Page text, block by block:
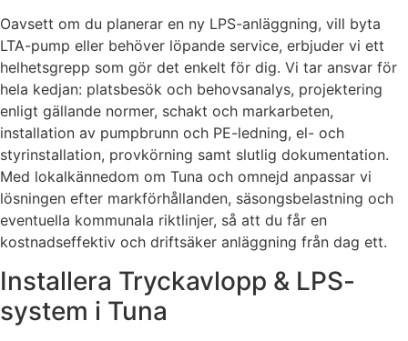
Oavsett om du planerar en ny LPS-anläggning, vill byta
LTA-pump eller behöver löpande service, erbjuder vi ett
helhetsgrepp som gör det enkelt för dig. Vi tar ansvar för
hela kedjan: platsbesök och behovsanalys, projektering
enligt gällande normer, schakt och markarbeten,
installation av pumpbrunn och PE-ledning, el- och
styrinstallation, provkörning samt slutlig dokumentation.
Med lokalkännedom om Tuna och omnejd anpassar vi
lösningen efter markförhållanden, säsongsbelastning och
eventuella kommunala riktlinjer, så att du får en
kostnadseffektiv och driftsäker anläggning från dag ett.
Installera Tryckavlopp & LPS-
system i Tuna